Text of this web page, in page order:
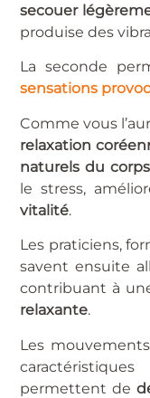
secouer
produise des
La seconde
sensations
Comme vous
relaxation
naturels du corps
le stress,
vitalité.
Les praticiens,
savent ensuite
contribuant à
relaxante.
Les
permettent de